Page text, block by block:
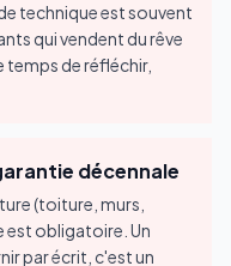
technique est souvent
qui vendent du rêve
temps de réfléchir,
décennale
(toiture, murs,
est obligatoire. Un
par écrit, c'est un